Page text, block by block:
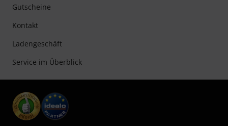
Gutscheine
Kontakt
Ladengeschäft
Service im Überblick